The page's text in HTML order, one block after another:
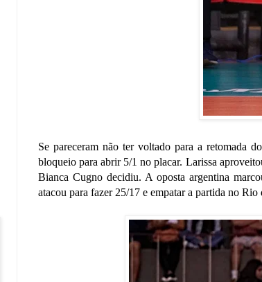
Se pareceram não ter voltado para a retomada
bloqueio para abrir 5/1 no placar. Larissa
Bianca Cugno decidiu. A oposta argentina
atacou para fazer 25/17 e empatar a partida no Rio